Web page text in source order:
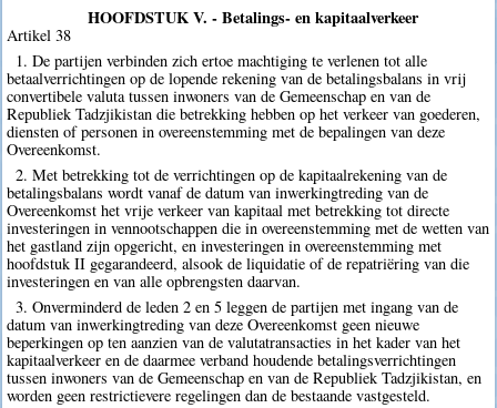
HOOFDSTUK V. - Betalings- en kapitaalverkeer
Artikel 38
1. De partijen verbinden zich ertoe machtiging te verlenen tot alle
betaalverrichtingen op de lopende rekening van de betalingsbalans in vrij
convertibele valuta tussen inwoners van de Gemeenschap en van de
Republiek Tadzjikistan die betrekking hebben op het verkeer van goederen,
diensten of personen in overeenstemming met de bepalingen van deze
Overeenkomst.
2. Met betrekking tot de verrichtingen op de kapitaalrekening van de
betalingsbalans wordt vanaf de datum van inwerkingtreding van de
Overeenkomst het vrije verkeer van kapitaal met betrekking tot directe
investeringen in vennootschappen die in overeenstemming met de wetten van
het gastland zijn opgericht, en investeringen in overeenstemming met
hoofdstuk II gegarandeerd, alsook de liquidatie of de repatriëring van die
investeringen en van alle opbrengsten daarvan.
3. Onverminderd de leden 2 en 5 leggen de partijen met ingang van de
datum van inwerkingtreding van deze Overeenkomst geen nieuwe
beperkingen op ten aanzien van de valutatransacties in het kader van het
kapitaalverkeer en de daarmee verband houdende betalingsverrichtingen
tussen inwoners van de Gemeenschap en van de Republiek Tadzjikistan, en
worden geen restrictievere regelingen dan de bestaande vastgesteld.